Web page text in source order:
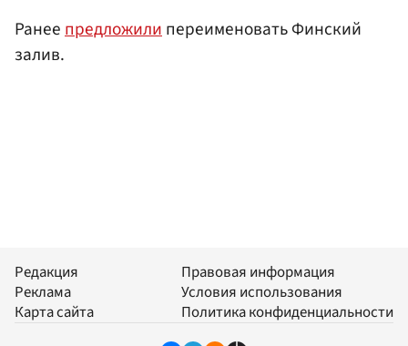
Ранеепредложилипереименовать Финский
залив.
Редакция
Реклама
Карта сайта
Правовая информация
Условия использования
Политика конфиденциальности